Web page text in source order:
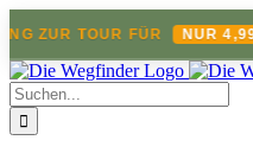
TOUR FÜR NUR 4,99 € |
Zum
Inhalt
springen
Suche
nach: